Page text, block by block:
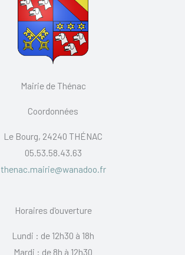
Mairie de Thénac
Coordonnées
Le Bourg, 24240 THÉNAC
05.53.58.43.63
thenac.mairie@wanadoo.fr
Horaires d'ouverture
Lundi : de 12h30 à 18h
Mardi : de 8h à 12h30